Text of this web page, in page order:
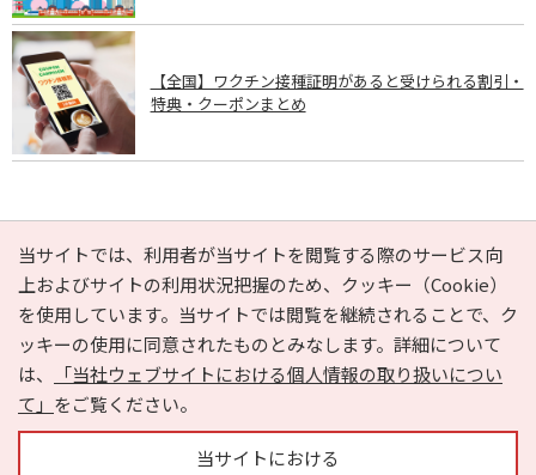
【全国】ワクチン接種証明があると受けられる割引・
特典・クーポンまとめ
PAGE TOP
当サイトでは、利用者が当サイトを閲覧する際のサービス向
上およびサイトの利用状況把握のため、クッキー（Cookie）
を使用しています。当サイトでは閲覧を継続されることで、ク
ッキーの使用に同意されたものとみなします。詳細について
は、
「当社ウェブサイトにおける個人情報の取り扱いについ
て」 をご覧ください。
当サイトにおける
e-NAVITA（イーナビタ）とは？ お気に入り
ヘルプ
利用規約
個人情報の取り扱いについて
運営会社
サイトマップ
広告掲載に関するお問い合わせ